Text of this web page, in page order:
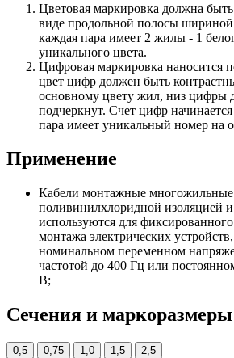
Цветовая маркировка должна
виде продольной полосы
каждая пара имеет 2 жилы - 1
уникального цвета.
Цифровая маркировка наносится
цвет цифр должен быть
основному цвету жил, низ цифры
подчеркнут. Счет цифр
пара имеет уникальный номер на
Применение
Кабели монтажные многожильные
поливинилхлоридной изоляцией
используются для
монтажа электрических
номинальном переменном
частотой до 400 Гц или
В;
Сечения и маркоразмеры
0,5 0,75 1,0 1,5 2,5